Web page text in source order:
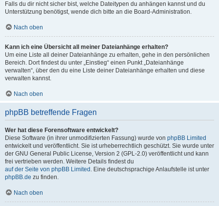
Falls du dir nicht sicher bist, welche Dateitypen du anhängen kannst und du
Unterstützung benötigst, wende dich bitte an die Board-Administration.
Nach oben
Kann ich eine Übersicht all meiner Dateianhänge erhalten?
Um eine Liste all deiner Dateianhänge zu erhalten, gehe in den persönlichen
Bereich. Dort findest du unter „Einstieg“ einen Punkt „Dateianhänge
verwalten“, über den du eine Liste deiner Dateianhänge erhalten und diese
verwalten kannst.
Nach oben
phpBB betreffende Fragen
Wer hat diese Forensoftware entwickelt?
Diese Software (in ihrer unmodifizierten Fassung) wurde von phpBB Limited
entwickelt und veröffentlicht. Sie ist urheberrechtlich geschützt. Sie wurde unter
der GNU General Public License, Version 2 (GPL-2.0) veröffentlicht und kann
frei vertrieben werden. Weitere Details findest du
auf der Seite von phpBB Limited . Eine deutschsprachige Anlaufstelle ist unter
phpBB.de zu finden.
Nach oben